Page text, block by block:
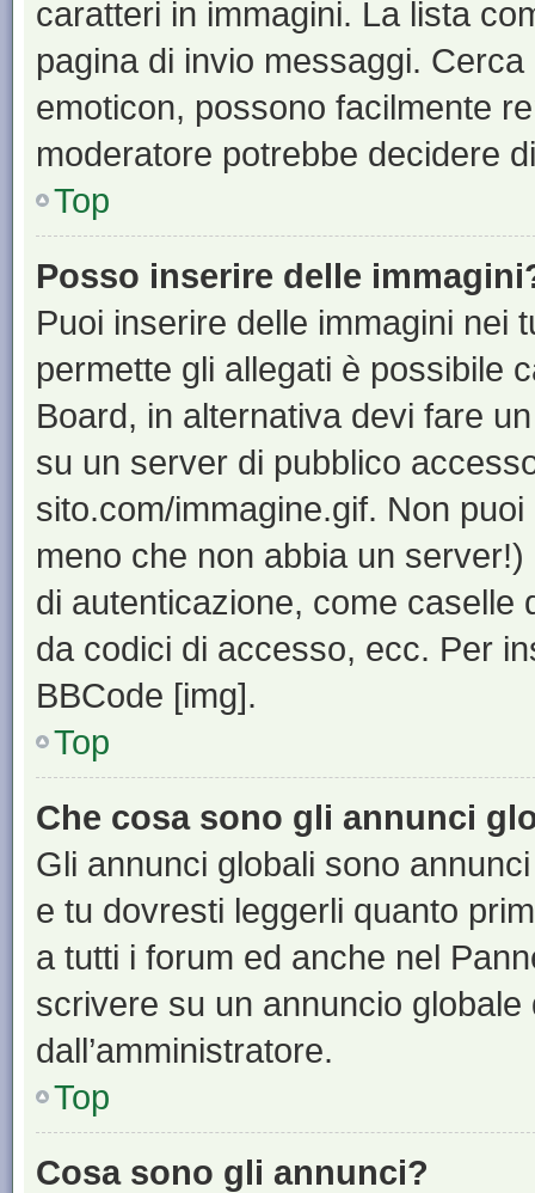
caratteri in immagini. La lista
pagina di invio messaggi.
emoticon, possono facilmente
moderatore potrebbe decidere
Top
Posso inserire delle
Puoi inserire delle immagini nei
permette gli allegati è possibile
Board, in alternativa devi fare
su un server di pubblico
sito.com/immagine.gif. Non
meno che non abbia un
di autenticazione, come caselle
da codici di accesso, ecc. Per
BBCode [img].
Top
Che cosa sono gli annunci
Gli annunci globali sono
e tu dovresti leggerli quanto
a tutti i forum ed anche nel
scrivere su un annuncio
dall’amministratore.
Top
Cosa sono gli annunci?